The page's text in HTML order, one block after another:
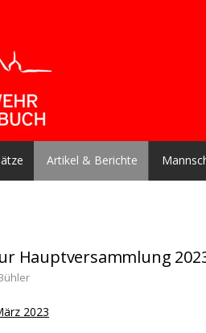
Artikel & Berichte
Hauptversammlung
2023